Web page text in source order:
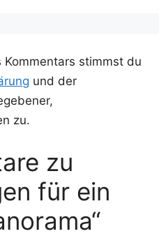
stimmst du
und der
zu.
zu
für ein